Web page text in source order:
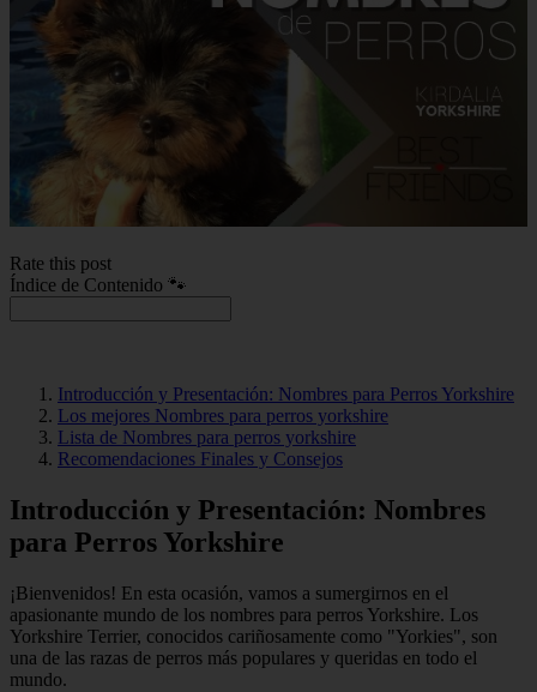
Rate this post
Índice de Contenido 🐾
Introducción y Presentación: Nombres para Perros Yorkshire
Los mejores Nombres para perros yorkshire
Lista de Nombres para perros yorkshire
Recomendaciones Finales y Consejos
Introducción y Presentación: Nombres
para Perros Yorkshire
¡Bienvenidos! En esta ocasión, vamos a sumergirnos en el
apasionante mundo de los nombres para perros Yorkshire. Los
Yorkshire Terrier, conocidos cariñosamente como "Yorkies", son
una de las razas de perros más populares y queridas en todo el
mundo.